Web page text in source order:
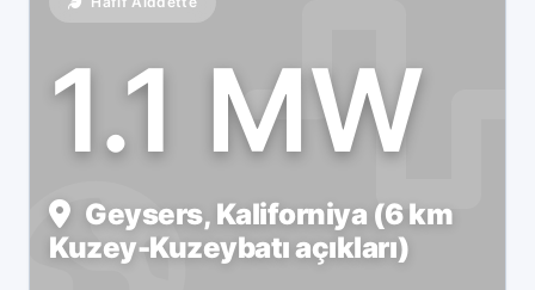
1.1 MW
Geysers, Kaliforniya (6 km
Kuzey-Kuzeybatı açıkları)